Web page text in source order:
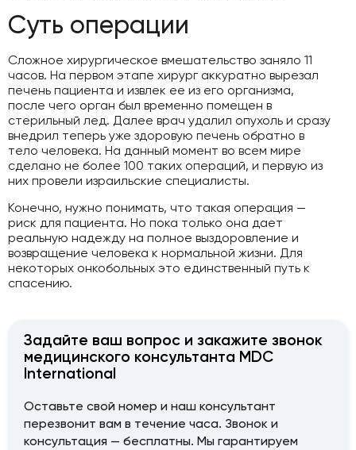
Суть операции
Сложное хирургическое вмешательство заняло 11
часов. На первом этапе хирург аккуратно вырезал
печень пациента и извлек ее из его организма,
после чего орган был временно помещен в
стерильный лед. Далее врач удалил опухоль и сразу
внедрил теперь уже здоровую печень обратно в
тело человека. На данный момент во всем мире
сделано не более 100 таких операций, и первую из
них провели израильские специалисты.
Конечно, нужно понимать, что такая операция —
риск для пациента. Но пока только она дает
реальную надежду на полное выздоровление и
возвращение человека к нормальной жизни. Для
некоторых онкобольных это единственный путь к
спасению.
Задайте ваш вопрос и закажите звонок
медицинского консультанта MDC
International
Оставьте свой номер и наш консультант
перезвонит вам в течение часа. Звонок и
консультация — бесплатны. Мы гарантируем